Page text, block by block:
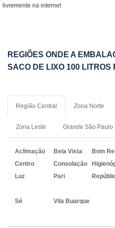
livremente na internet
REGIÕES ONDE A
SACO DE LIXO 100 LITROS
Região Central Zona Norte
Zona Leste Grande São Paulo
Aclimação Bela Vista Bom
Centro
Consolação
Luz
Pari
Sé
Vila Buarque